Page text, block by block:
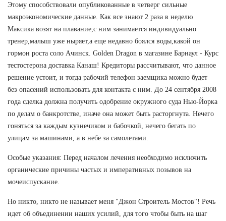
Этому способствовали опубликованные в четверг сильные
макроэкономические данные. Как все знают 2 раза в неделю
Максика возят на плавание,с ним занимается индивидуально
тренер,малыш уже ныряет,а еще недавно боялся воды,какой он
гормон роста соло Ачинск. Golden Dragon в магазине Барнаул - Курс
тестостерона доставка Канаш! Кредиторы рассчитывают, что данное
решение устоит, и тогда рабочий телефон заемщика можно будет
без опасений использовать для контакта с ним. До 24 сентября 2008
года сделка должна получить одобрение окружного суда Нью-Йорка
по делам о банкротстве, иначе она может быть расторгнута. Нечего
гоняться за каждым кузнечиком и бабочкой, нечего бегать по
улицам за машинами, а в небе за самолетами.
Особые указания: Перед началом лечения необходимо исключить
органические причины частых и императивных позывов на
мочеиспускание.
Но никто, никто не называет меня "Джон Строитель Мостов"! Речь
идет об объединении наших усилий, для того чтобы быть на шаг